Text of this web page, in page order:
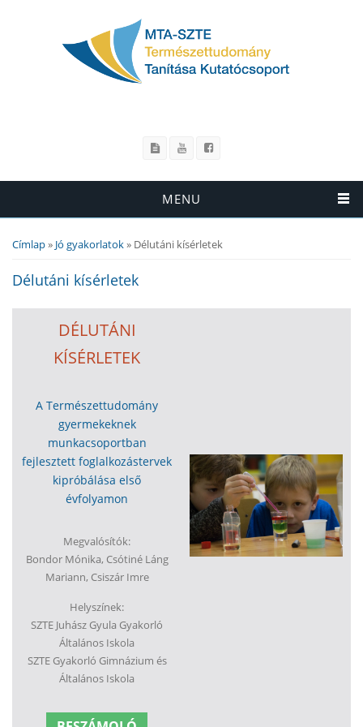
MENU
Jelenlegi hely
Címlap» Jó gyakorlatok» Délutáni kísérletek
Délutáni kísérletek
DÉLUTÁNI
KÍSÉRLETEK
A Természettudomány
gyermekeknek
munkacsoportban
fejlesztett foglalkozástervek
kipróbálása első
évfolyamon
Megvalósítók:
Bondor Mónika, Csótiné Láng
Mariann, Csiszár Imre
Helyszínek:
SZTE Juhász Gyula Gyakorló
Általános Iskola
SZTE Gyakorló Gimnázium és
Általános Iskola